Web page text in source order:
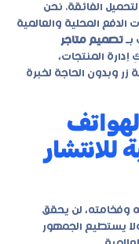
الفائقة. نحن
المحلية والعالمية
بـ تصميم متاجر
المنتجات،
زر وبدون الحاجة لخبرة
للانتشار
وفخامته، لن يحقق
ولا يستطيع الجمهور